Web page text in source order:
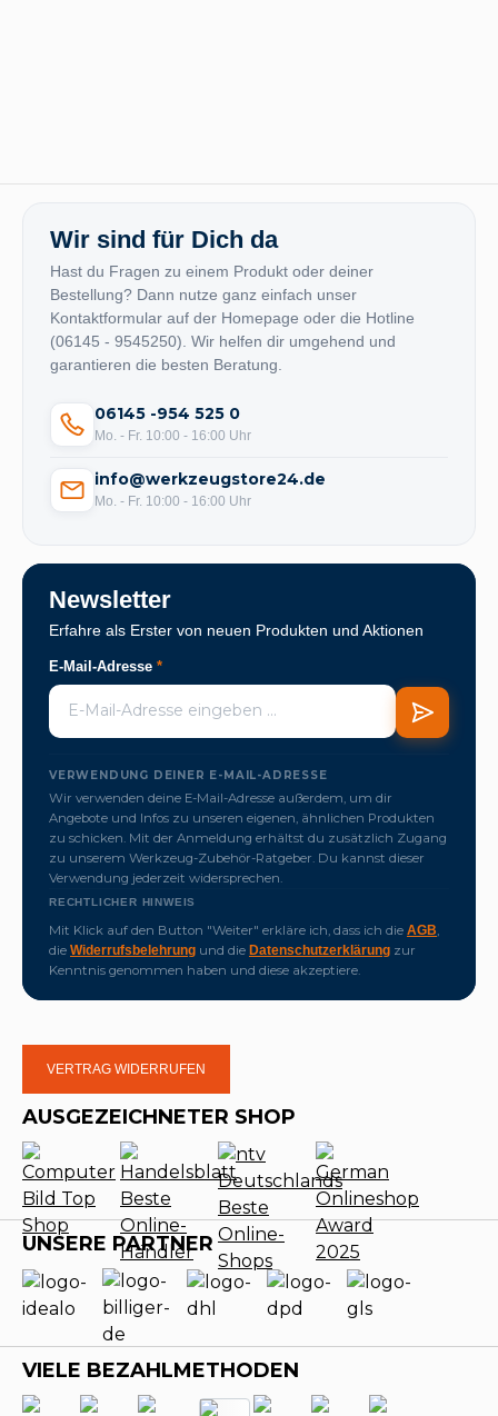
Wir sind für Dich da
Hast du Fragen zu einem Produkt oder deiner
Bestellung? Dann nutze ganz einfach unser
Kontaktformular auf der Homepage oder die Hotline
(06145 - 9545250). Wir helfen dir umgehend und
garantieren die besten Beratung.
06145 -954 525 0
Mo. - Fr. 10:00 - 16:00 Uhr
info@werkzeugstore24.de
Mo. - Fr. 10:00 - 16:00 Uhr
Newsletter
Erfahre als Erster von neuen Produkten und Aktionen
E-Mail-Adresse *
VERWENDUNG DEINER E-MAIL-ADRESSE
Wir verwenden deine E-Mail-Adresse außerdem, um dir
Angebote und Infos zu unseren eigenen, ähnlichen Produkten
zu schicken. Mit der Anmeldung erhältst du zusätzlich Zugang
zu unserem Werkzeug-Zubehör-Ratgeber. Du kannst dieser
Verwendung jederzeit widersprechen.
RECHTLICHER HINWEIS
Mit Klick auf den Button "Weiter" erkläre ich, dass ich die AGB
die Widerrufsbelehrung und die Datenschutzerklärung zur
Kenntnis genommen haben und diese akzeptiere.
VERTRAG WIDERRUFEN
AUSGEZEICHNETER SHOP
UNSERE PARTNER
VIELE BEZAHLMETHODEN